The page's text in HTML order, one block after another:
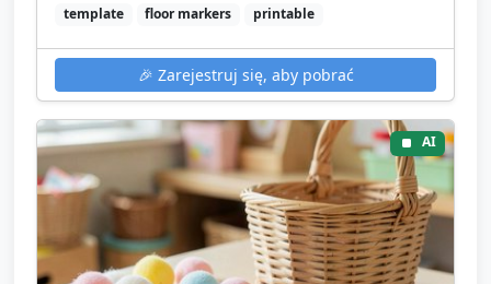
template
floor markers printable
🎉 Zarejestruj się, aby pobrać
AI